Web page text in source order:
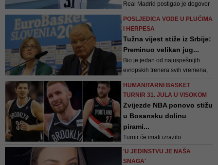
Real Madrid postigao je dogovor
2024. godine, saopšteno je iz
Reala
POSLJEDICA VODE U PLUĆIMA
I HERPESA
Tužna vijest stiže iz Srbije:
Preminuo velikan jug...
Bio je jedan od najuspešnijih
evropskih trenera svih vremena,
Evrope na kojima je osvajao
medalje u Zagrebu 1989, Rimu
1991. i Atini 1995.
HUMANITARNI BASKET
TURNIR 31. JULA U VISOKOM
Zvijezde NBA ponovo stižu
u Bosansku dolinu
pirami...
Turnir će imati izrazito
humanitarni karakter. Skrenuće se
'U JEDINSTVU JE NAŠA
SNAGA'